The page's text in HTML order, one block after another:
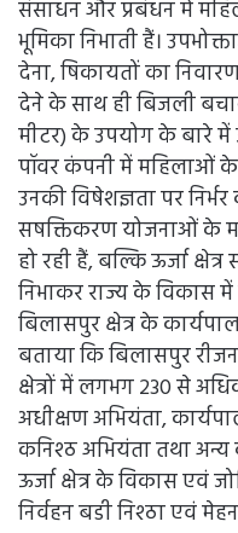
संसाधन और प्रबंधन में
भूमिका निभाती हैं।
देना, षिकायतों का
देने के साथ ही बिजली
मीटर) के उपयोग के बारे
पॉवर कंपनी में महिलाओं के
उनकी विषेशज्ञता पर
सषक्तिकरण योजनाओं के
हो रही हैं, बल्कि ऊर्जा
निभाकर राज्य के विकास में
बिलासपुर क्षेत्र के
बताया कि बिलासपुर
क्षेत्रों में लगभग 230 से
अधीक्षण अभियंता,
कनिश्ठ अभियंता तथा अन्य
ऊर्जा क्षेत्र के विकास एवं
निर्वहन बडी निश्ठा एवं